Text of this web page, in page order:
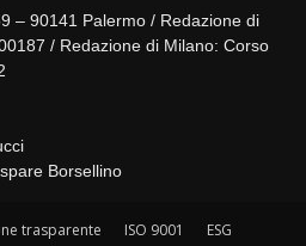
– 90141 Palermo / Redazione di
/ Redazione di Milano: Corso
Borsellino
trasparente ISO 9001
ESG